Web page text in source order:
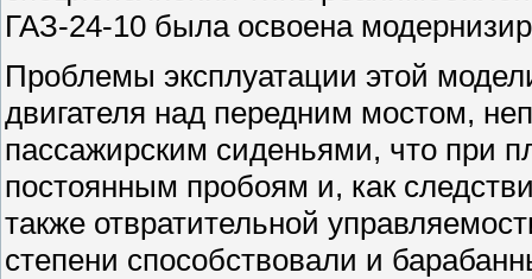
ГАЗ-24-10 была освоена
Проблемы эксплуатации этой
двигателя над передним мостом,
пассажирским сиденьями, что при
постоянным пробоям и, как
также отвратительной
степени способствовали и